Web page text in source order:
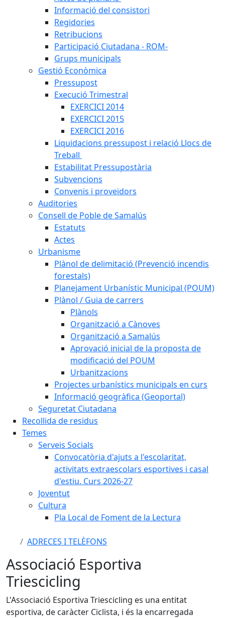
Informació del consistori
Regidories
Retribucions
Participació Ciutadana - ROM-
Grups municipals
Gestió Econòmica
Pressupost
Execució Trimestral
EXERCICI 2014
EXERCICI 2015
EXERCICI 2016
Liquidacions pressupost i relació Llocs de
Treball
Estabilitat Pressupostària
Subvencions
Convenis i proveïdors
Auditories
Consell de Poble de Samalús
Estatuts
Actes
Urbanisme
Plànol de delimitació (Prevenció incendis
forestals)
Planejament Urbanístic Municipal (POUM)
Plànol / Guia de carrers
Plànols
Organització a Cànoves
Organització a Samalús
Aprovació inicial de la proposta de
modificació del POUM
Urbanitzacions
Projectes urbanístics municipals en curs
Informació geogràfica (Geoportal)
Seguretat Ciutadana
Recollida de residus
Temes
Serveis Socials
Convocatòria d'ajuts a l'escolaritat,
activitats extraescolars esportives i casal
d'estiu. Curs 2026-27
Joventut
Cultura
Pla Local de Foment de la Lectura
ADRECES I TELÈFONS
Associació Esportiva
Triescicling
L'Associació Esportiva Triescicling es una entitat
esportiva, de caràcter Ciclista, i és la encarregada